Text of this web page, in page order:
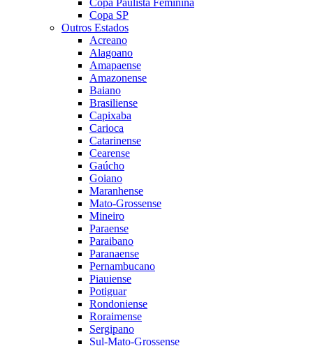
Copa SP
Outros Estados
Acreano
Alagoano
Amapaense
Amazonense
Baiano
Brasiliense
Capixaba
Carioca
Catarinense
Cearense
Gaúcho
Goiano
Maranhense
Mato-Grossense
Mineiro
Paraense
Paraibano
Paranaense
Pernambucano
Piauiense
Potiguar
Rondoniense
Roraimense
Sergipano
Sul-Mato-Grossense